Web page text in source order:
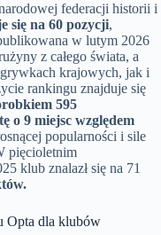
federacji historii i
się na 60 pozycji,
w lutym 2026
z całego świata, a
krajowych, jak i
rankingu znajduje się
595
o 9 miejsc względem
popularności i sile
pięcioletnim
klub znalazł się na 71
Opta dla klubów